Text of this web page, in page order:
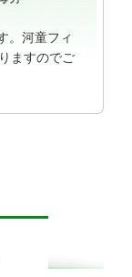
。河童フィ
ますのでご